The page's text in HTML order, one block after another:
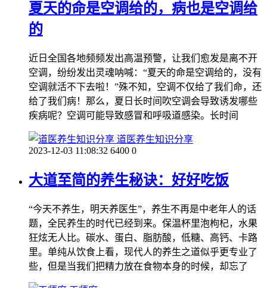
夏天的命是空调给的，病也是空调给
的
近日全国各地频频发出高温预警，让我们愈发是离不开
空调，纷纷发出灵魂呐喊：“夏天的命是空调给的，没有
空调就活不下去啦！”殊不知，空调不仅给了我们命，还
给了我们病！那么，夏日长时间吹空调会导致诱发哪些
疾病呢？空调可能导致感冒和呼吸道感染。长时间
道医养生知识分享
2023-12-03 11:08:32 6400 0
大道至简的养生秘诀：好好吃饭
“今天不养生，明天养医生”，养生不再是中老年人的话
题，全民养生的时代已经到来。保温杯里泡枸杞，水果
狂炫无人比。碳水、蛋白、脂肪酸，低糖、高钙、卡路
里。单纯从饮食上看，现代人的养生之道似乎更专业了
些，但是当我们把精力放在食物本身的时候，却忘了